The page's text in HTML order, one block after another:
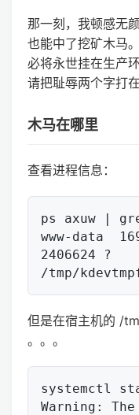
那一刻，我顿感无
也能中了挖矿木马
必将永世挂在生产
请把耻辱两个字打
木马在哪里
查看进程信息：
ps axuw |
www-data
2406624 ?
但是在宿主机的 /
。。。
systemctl
Warning: